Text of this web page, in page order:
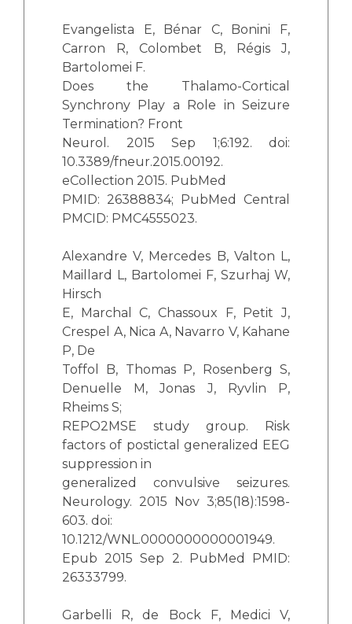
Evangelista E, Bénar C, Bonini F,
Carron R, Colombet B, Régis J,
Bartolomei F.
Does the Thalamo-Cortical
Synchrony Play a Role in Seizure
Termination? Front
Neurol. 2015 Sep 1;6:192. doi:
10.3389/fneur.2015.00192.
eCollection 2015. PubMed
PMID: 26388834; PubMed Central
PMCID: PMC4555023.
Alexandre V, Mercedes B, Valton L,
Maillard L, Bartolomei F, Szurhaj W,
Hirsch
E, Marchal C, Chassoux F, Petit J,
Crespel A, Nica A, Navarro V, Kahane
P, De
Toffol B, Thomas P, Rosenberg S,
Denuelle M, Jonas J, Ryvlin P,
Rheims S;
REPO2MSE study group. Risk
factors of postictal generalized EEG
suppression in
generalized convulsive seizures.
Neurology. 2015 Nov 3;85(18):1598-
603. doi:
10.1212/WNL.0000000000001949.
Epub 2015 Sep 2. PubMed PMID:
26333799.
Garbelli R, de Bock F, Medici V,